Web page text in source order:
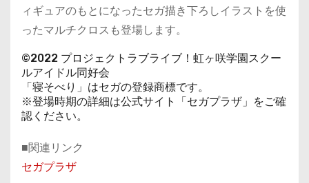
ィギュアのもとになったセガ描き下ろしイラストを使
ったマルチクロスも登場します。
©2022 プロジェクトラブライブ！虹ヶ咲学園スクー
ルアイドル同好会
「寝そべり」はセガの登録商標です。
※登場時期の詳細は公式サイト「セガプラザ」をご確
認ください。
■関連リンク
セガプラザ